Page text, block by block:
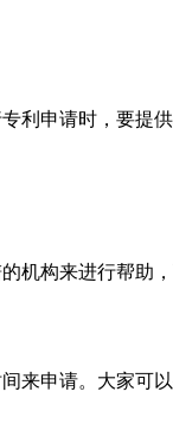
申请时，要提
构来进行帮助
申请。大家可